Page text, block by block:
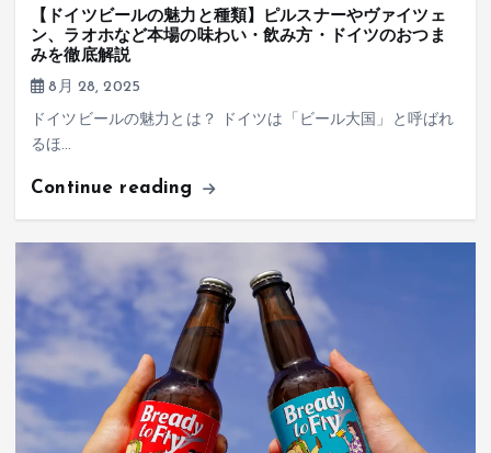
【ドイツビールの魅力と種類】ピルスナーやヴァイツェ
ン、ラオホなど本場の味わい・飲み方・ドイツのおつま
みを徹底解説
8月 28, 2025
ドイツビールの魅力とは？ ドイツは「ビール大国」と呼ばれ
るほ…
Continue reading